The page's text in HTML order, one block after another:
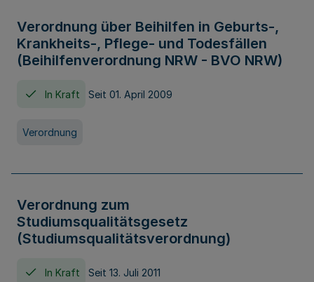
Verordnung über Beihilfen in Geburts-,
Krankheits-, Pflege- und Todesfällen
(Beihilfenverordnung NRW - BVO NRW)
In Kraft Seit 01. April 2009
Verordnung
Verordnung zum
Studiumsqualitätsgesetz
(Studiumsqualitätsverordnung)
In Kraft Seit 13. Juli 2011